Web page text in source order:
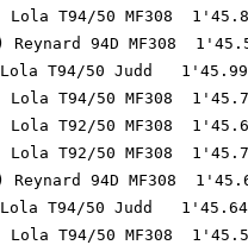
T94/50 MF308
94D MF308
Lola T94/50 Judd
T94/50 MF308
T92/50 MF308
T92/50 MF308
94D MF308
Lola T94/50 Judd
T94/50 MF308